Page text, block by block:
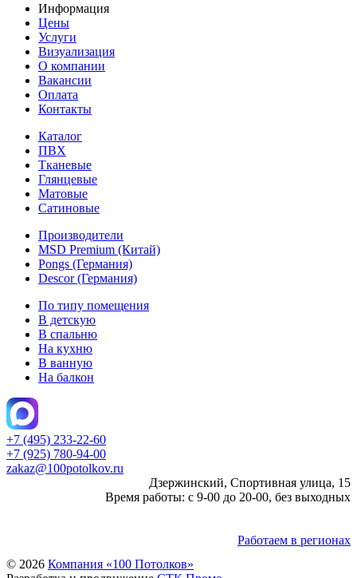
Информация
Цены
Услуги
Визуализация
О компании
Вакансии
Оплата
Контакты
Каталог
ПВХ
Тканевые
Глянцевые
Матовые
Сатиновые
Производители
MSD Premium (Китай)
Pongs (Германия)
Descor (Германия)
По типу помещения
В детскую
В спальню
На кухню
В ванную
На балкон
+7 (495) 233-22-60
+7 (925) 780-94-00
zakaz@100potolkov.ru
Дзержинский, Спортивная улица, 15
Время работы: с 9-00 до 20-00, без выходных
Работаем в регионах
© 2026 Компания «100 Потолков»